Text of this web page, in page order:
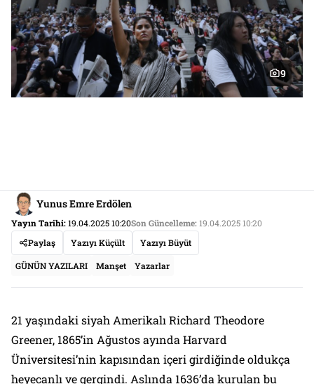
9
Yunus Emre Erdölen
Yayın Tarihi:19.04.2025 10:20Son Güncelleme:19.04.2025 10:20
Paylaş
Yazıyı Küçült Yazıyı Büyüt
GÜNÜN YAZILARI Manşet Yazarlar
21 yaşındaki siyah Amerikalı Richard Theodore
Greener, 1865’in Ağustos ayında Harvard
Üniversitesi’nin kapısından içeri girdiğinde oldukça
heyecanlı ve gergindi. Aslında 1636’da kurulan bu